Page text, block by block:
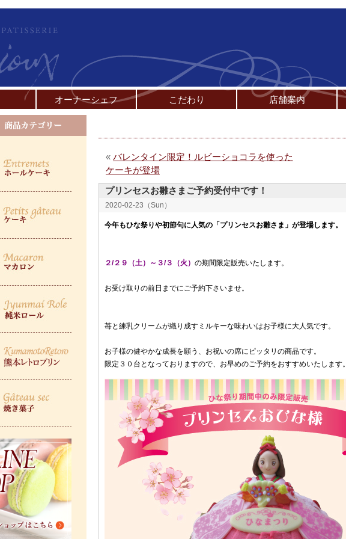
オーナーシェフ こだわり 店舗案内
« バレンタイン限定！ルビーショコラを使った
ケーキが登場
プリンセスお雛さまご予約受付中です！
2020-02-23（Sun）
今年もひな祭りや初節句に人気の「プリンセスお雛さま」が登場します。
２/２９（土）～３/３（火） の期間限定販売いたします。
お受け取りの前日までにご予約下さいませ。
苺と練乳クリームが織り成すミルキーな味わいはお子様に大人気です。
お子様の健やかな成長を願う、お祝いの席にピッタリの商品です。
限定３０台となっておりますので、お早めのご予約をおすすめいたします。